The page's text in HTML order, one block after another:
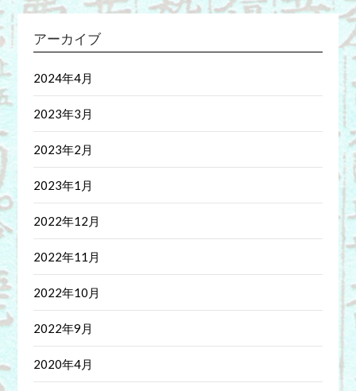
アーカイブ
2024年4月
2023年3月
2023年2月
2023年1月
2022年12月
2022年11月
2022年10月
2022年9月
2020年4月